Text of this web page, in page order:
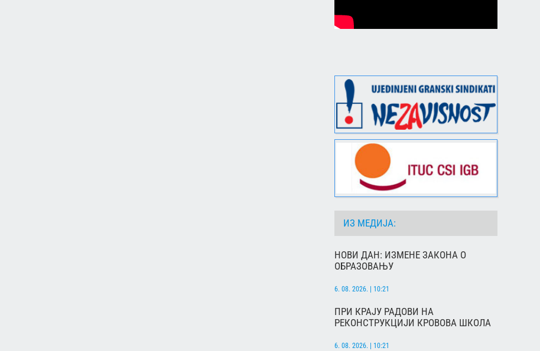
ИЗ МЕДИЈА:
НОВИ ДАН: ИЗМЕНЕ ЗАКОНА О
ОБРАЗОВАЊУ
6. 08. 2026. | 10:21
ПРИ КРАЈУ РАДОВИ НА
РЕКОНСТРУКЦИЈИ КРОВОВА ШКОЛА
6. 08. 2026. | 10:21